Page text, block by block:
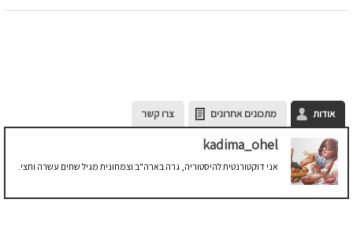
אודות מתכונים אחרונים צרו קשר
kadima_ohel
אני דוקטורנטית להיסטוריה, גרה בארה"ב וצמחונית מגיל שתים עשרה וחצי.